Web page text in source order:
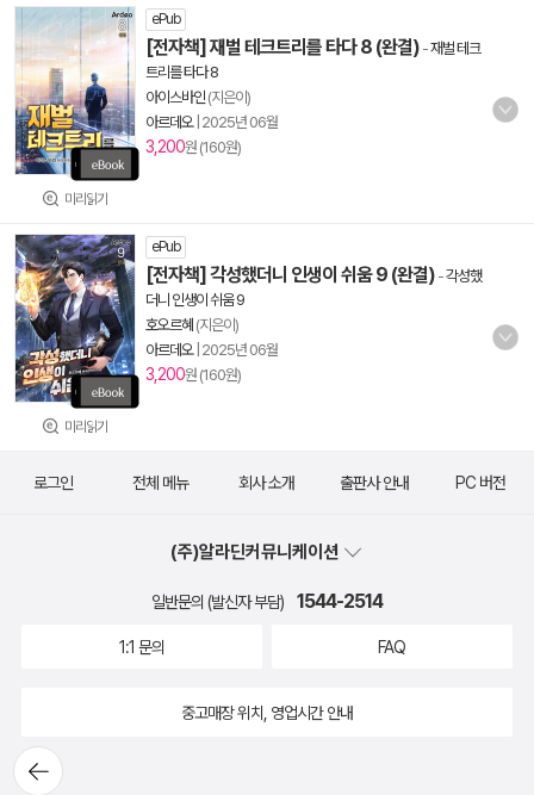
미리읽기
ePub
[전자책] 재벌 테크트리를 타다 8 (완결) -재벌 테크
트리를 타다 8
아이스바인 (지은이)
아르데오| 2025년 06월
3,200원 (160원)
미리읽기
ePub
[전자책] 각성했더니 인생이 쉬움 9 (완결) -각성했
더니 인생이 쉬움 9
호오르혜 (지은이)
아르데오| 2025년 06월
3,200원 (160원)
뒤로가
기
로그인 전체 메뉴 회사 소개 출판사 안내 PC 버전
(주)알라딘커뮤니케이션
일반문의 (발신자 부담) 1544-2514
1:1 문의 FAQ
중고매장 위치, 영업시간 안내